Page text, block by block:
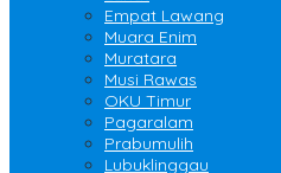
Empat Lawang
Muara Enim
Muratara
Musi Rawas
OKU Timur
Pagaralam
Prabumulih
Lubuklinggau